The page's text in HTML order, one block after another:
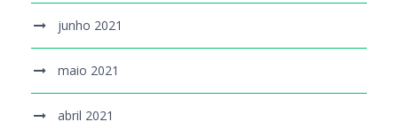
junho 2021
maio 2021
abril 2021